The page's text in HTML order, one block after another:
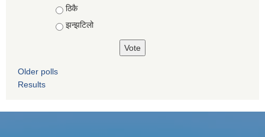
ठिकै
झन्झटिलो
Older polls
Results